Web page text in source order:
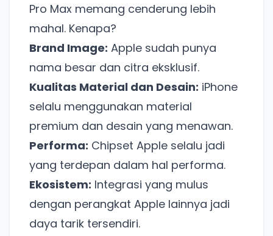
Pro Max memang cenderung lebih
mahal. Kenapa?
Brand Image: Apple sudah punya
nama besar dan citra eksklusif.
Kualitas Material dan Desain: iPhone
selalu menggunakan material
premium dan desain yang menawan.
Performa: Chipset Apple selalu jadi
yang terdepan dalam hal performa.
Ekosistem: Integrasi yang mulus
dengan perangkat Apple lainnya jadi
daya tarik tersendiri.